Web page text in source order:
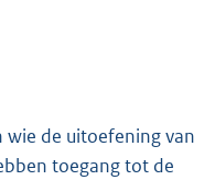
wie de uitoefening van
toegang tot de